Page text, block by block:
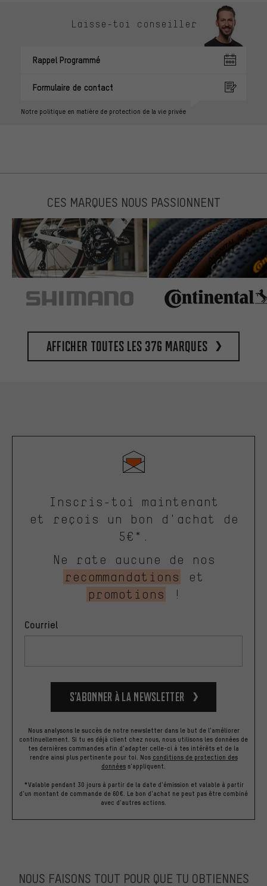
Laisse-toi conseiller
Rappel Programmé
Formulaire de contact
Notre politique en matière de protection de la vie privée
CES MARQUES NOUS PASSIONNENT
Afficher toutes les 376 marques
Inscris-toi maintenant
et reçois un bon d'achat de
5€*.
Ne rate aucune de nos
recommandations
et
promotions
!
Courriel
S’abonner à la newsletter
Nous analysons le succès de notre newsletter dans le but de l'améliorer
continuellement. Si tu es déjà client chez nous, nous utilisons les données de
tes dernières commandes afin d'adapter celle-ci à tes intérêts et de la
rendre ainsi plus pertinente pour toi. Nos conditions de protection des
données s'appliquent.
*Valable pendant 30 jours à partir de la date d'émission et valable à partir
d'un montant de commande de 60€. Le bon d'achat ne peut pas être combiné
avec d'autres actions.
NOUS FAISONS TOUT POUR QUE TU OBTIENNES